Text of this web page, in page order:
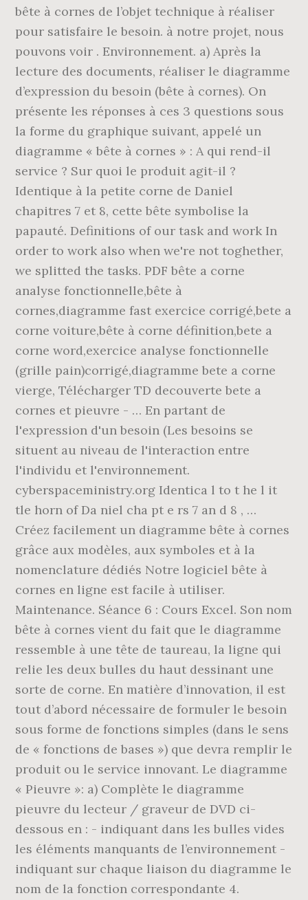
bête à cornes de l’objet technique à réaliser
pour satisfaire le besoin. à notre projet, nous
pouvons voir . Environnement. a) Après la
lecture des documents, réaliser le diagramme
d’expression du besoin (bête à cornes). On
présente les réponses à ces 3 questions sous
la forme du graphique suivant, appelé un
diagramme « bête à cornes » : A qui rend-il
service ? Sur quoi le produit agit-il ?
Identique à la petite corne de Daniel
chapitres 7 et 8, cette bête symbolise la
papauté. Definitions of our task and work In
order to work also when we're not toghether,
we splitted the tasks. PDF bête a corne
analyse fonctionnelle,bête à
cornes,diagramme fast exercice corrigé,bete a
corne voiture,bête à corne définition,bete a
corne word,exercice analyse fonctionnelle
(grille pain)corrigé,diagramme bete a corne
vierge, Télécharger TD decouverte bete a
cornes et pieuvre - … En partant de
l'expression d'un besoin (Les besoins se
situent au niveau de l'interaction entre
l'individu et l'environnement.
cyberspaceministry.org Identica l to t he l it
tle horn of Da niel cha pt e rs 7 an d 8 , …
Créez facilement un diagramme bête à cornes
grâce aux modèles, aux symboles et à la
nomenclature dédiés Notre logiciel bête à
cornes en ligne est facile à utiliser.
Maintenance. Séance 6 : Cours Excel. Son nom
bête à cornes vient du fait que le diagramme
ressemble à une tête de taureau, la ligne qui
relie les deux bulles du haut dessinant une
sorte de corne. En matière d’innovation, il est
tout d’abord nécessaire de formuler le besoin
sous forme de fonctions simples (dans le sens
de « fonctions de bases ») que devra remplir le
produit ou le service innovant. Le diagramme
« Pieuvre »: a) Complète le diagramme
pieuvre du lecteur / graveur de DVD ci-
dessous en : - indiquant dans les bulles vides
les éléments manquants de l’environnement -
indiquant sur chaque liaison du diagramme le
nom de la fonction correspondante 4.